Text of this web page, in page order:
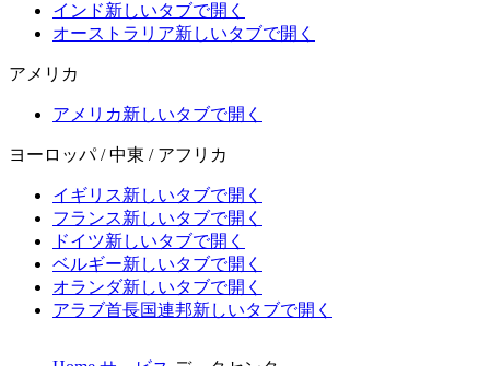
インド新しいタブで開く
オーストラリア新しいタブで開く
アメリカ
アメリカ新しいタブで開く
ヨーロッパ / 中東 / アフリカ
イギリス新しいタブで開く
フランス新しいタブで開く
ドイツ新しいタブで開く
ベルギー新しいタブで開く
オランダ新しいタブで開く
アラブ首長国連邦新しいタブで開く